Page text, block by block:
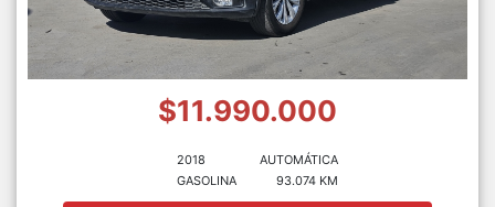
$11.990.000
2018
GASOLINA
AUTOMÁTICA
93.074 KM